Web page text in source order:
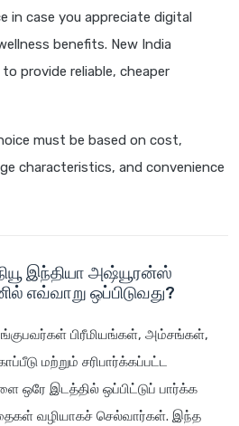
in case you appreciate digital
benefits. New India
provide reliable, cheaper
must be based on cost,
characteristics, and convenience
இந்தியா அஷ்யூரன்ஸ்
எவ்வாறு ஒப்பிடுவது?
பிரீமியங்கள், அம்சங்கள்,
மற்றும் சரிபார்க்கப்பட்ட
ஒரே இடத்தில் ஒப்பிட்டுப் பார்க்க
வழியாகச் செல்வார்கள். இந்த